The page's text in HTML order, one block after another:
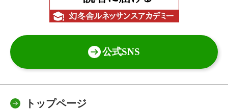
公式SNS
トップページ